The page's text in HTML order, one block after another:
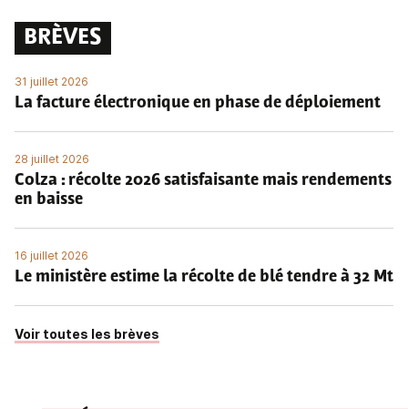
BRÈVES
31 juillet 2026
La facture électronique en phase de déploiement
28 juillet 2026
Colza : récolte 2026 satisfaisante mais rendements
en baisse
16 juillet 2026
Le ministère estime la récolte de blé tendre à 32 Mt
Voir toutes les brèves